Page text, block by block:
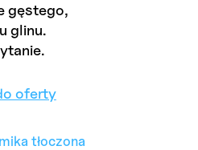
gęstego,
glinu.
oferty
tłoczona